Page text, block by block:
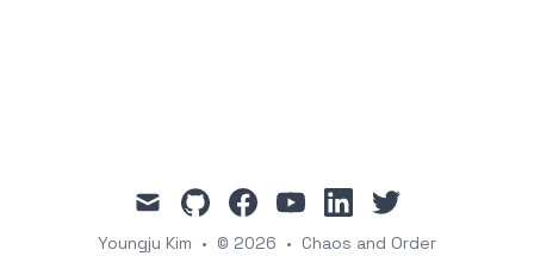
mail githubfacebookyoutubelinkedintwitter
Youngju Kim • © 2026 • Chaos and Order